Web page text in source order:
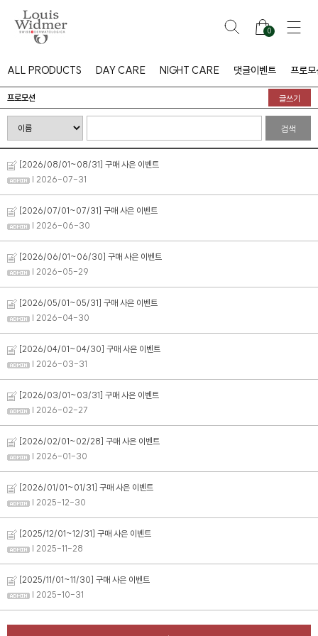
#아이
0
ALL PRODUCTS DAY CARE NIGHT CARE 댓글이벤트 프로모
프로모션 글쓰기
검색
[2026/08/01~08/31] 구매 사은 이벤트
| 2026-07-31
[2026/07/01~07/31] 구매 사은 이벤트
| 2026-06-30
[2026/06/01~06/30] 구매 사은 이벤트
| 2026-05-29
[2026/05/01~05/31] 구매 사은 이벤트
| 2026-04-30
[2026/04/01~04/30] 구매 사은 이벤트
| 2026-03-31
[2026/03/01~03/31] 구매 사은 이벤트
| 2026-02-27
[2026/02/01~02/28] 구매 사은 이벤트
| 2026-01-30
[2026/01/01~01/31] 구매 사은 이벤트
| 2025-12-30
[2025/12/01~12/31] 구매 사은 이벤트
| 2025-11-28
[2025/11/01~11/30] 구매 사은 이벤트
| 2025-10-31